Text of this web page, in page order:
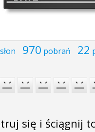
970 pobrań 22
się i ściągnij